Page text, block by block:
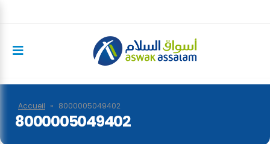
Accueil » 8000005049402
8000005049402